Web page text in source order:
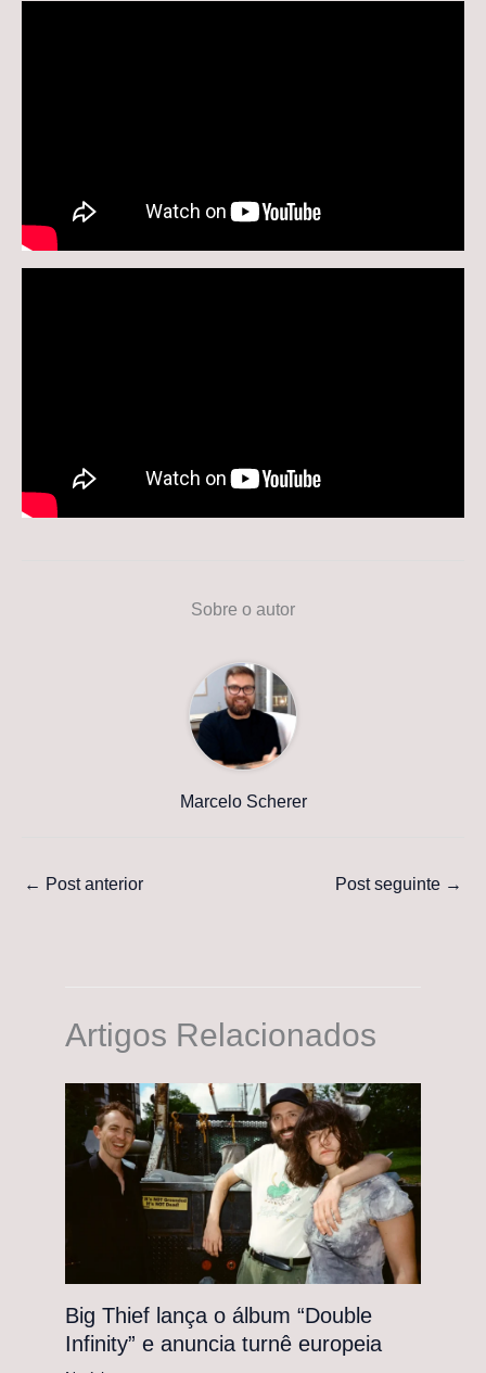
Sobre o autor
Marcelo Scherer
← Post anterior Post seguinte →
Artigos Relacionados
Big Thief lança o álbum “Double
Infinity” e anuncia turnê europeia